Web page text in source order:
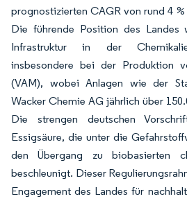
prognostizierten CAGR von rund 4
Die führende Position des Landes
Infrastruktur in der
insbesondere bei der Produktion
(VAM), wobei Anlagen wie der
Wacker Chemie AG jährlich über
Die strengen deutschen
Essigsäure, die unter die
den Übergang zu biobasierten
beschleunigt. Dieser
Engagement des Landes für